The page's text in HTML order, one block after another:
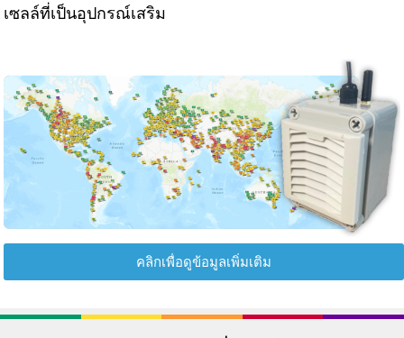
เซลล์ที่เป็นอุปกรณ์เสริม
คลิกเพื่อดูข้อมูลเพิ่มเติม